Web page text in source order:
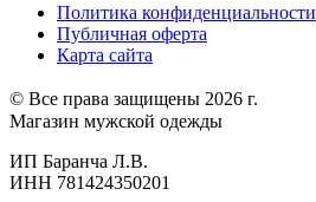
Политика конфиденциальности
Публичная оферта
Карта сайта
© Все права защищены 2026 г.
Магазин мужской одежды
ИП Баранча Л.В.
ИНН 781424350201